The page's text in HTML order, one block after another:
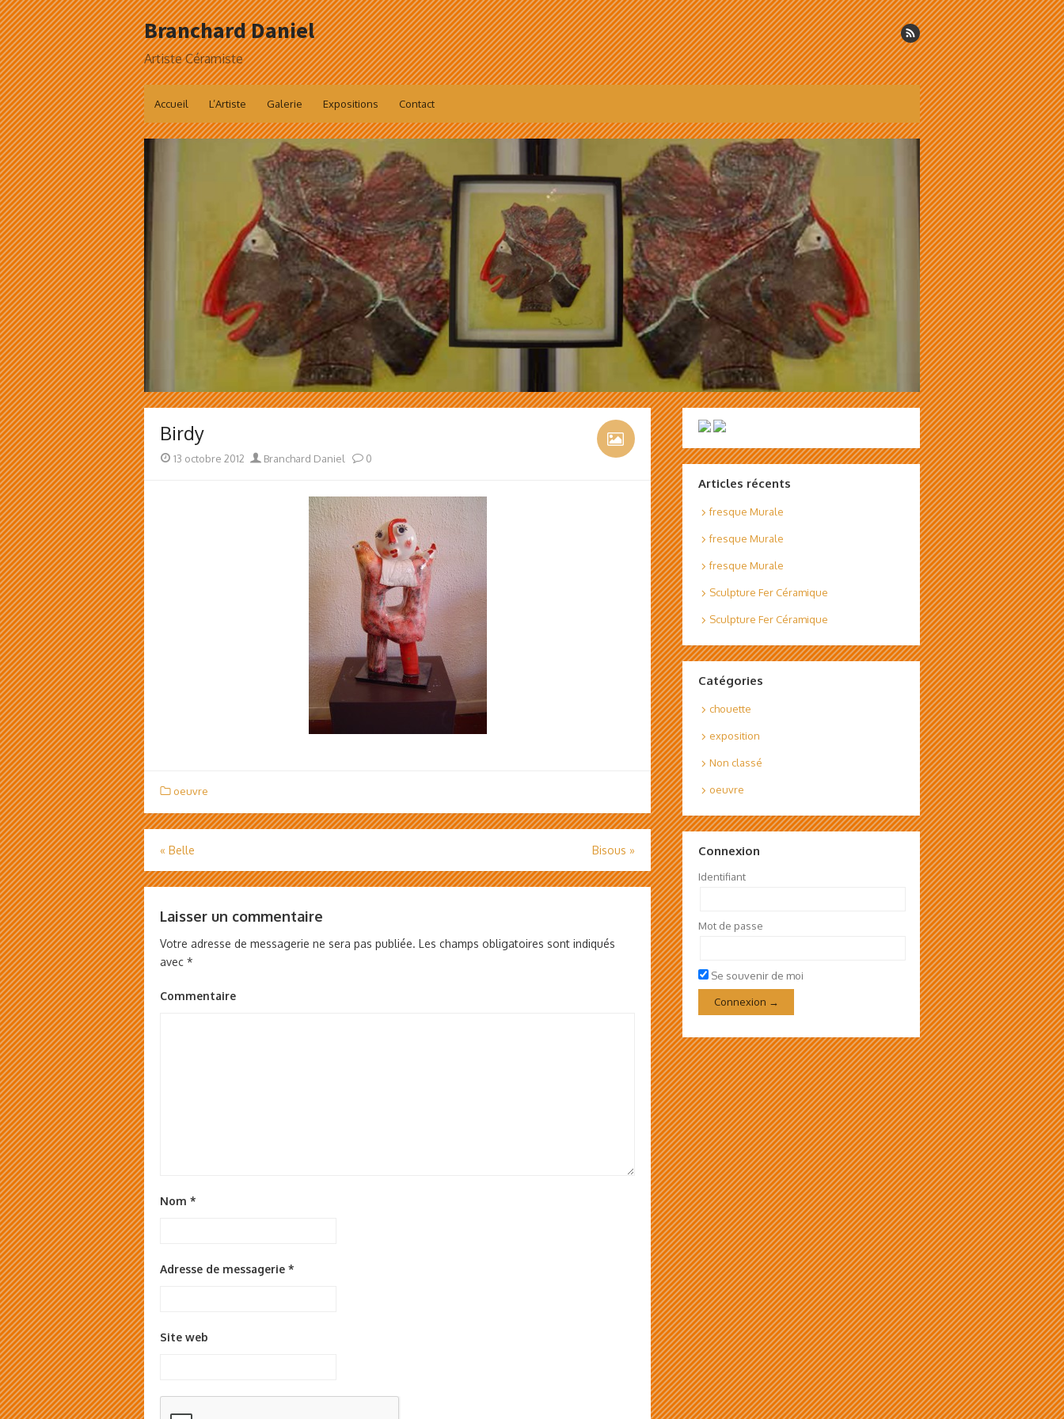
Skip
to
content
Branchard Daniel
Artiste Céramiste
Accueil L’Artiste Galerie Expositions Contact
Birdy
Posted
13 octobre 2012 Author
Branchard Daniel 0
oeuvre
Navigation
de
l’article
« Belle Bisous »
Laisser un commentaire
Votre adresse de messagerie ne sera pas publiée. Les champs obligatoires sont indiqués
avec *
Commentaire
Nom *
Adresse de messagerie *
Site web
Articles récents
fresque Murale
fresque Murale
fresque Murale
Sculpture Fer Céramique
Sculpture Fer Céramique
Catégories
chouette
exposition
Non classé
oeuvre
Connexion
Identifiant
Mot de passe
Se souvenir de moi